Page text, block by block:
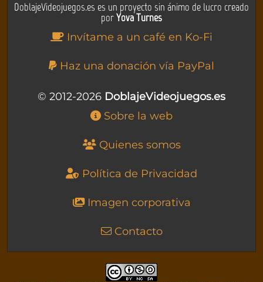
DoblajeVideojuegos.es es un proyecto sin ánimo de lucro creado
porYova Turnes
Invítame a un café en Ko-Fi
Haz una donación vía PayPal
© 2012-2026 DoblajeVideojuegos.es
Sobre la web
Quienes somos
Política de Privacidad
Imagen corporativa
Contacto